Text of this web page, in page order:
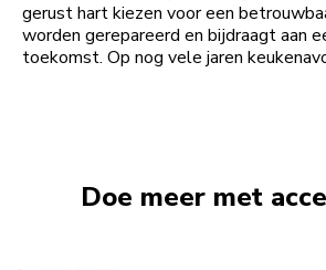
gerust hart kiezen voor een
worden gerepareerd en bijdraagt aan
toekomst. Op nog vele jaren
Doe meer met